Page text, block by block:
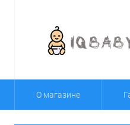
О магазине